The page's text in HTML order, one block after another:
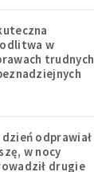
w
trudnych
dzień odprawiał
w nocy
drugie